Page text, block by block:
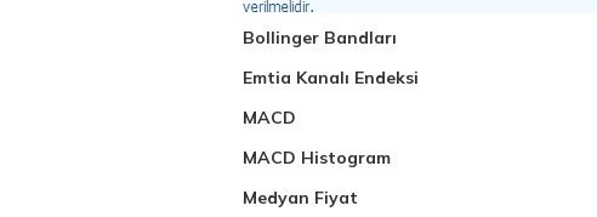
Bollinger Bandları
Emtia Kanalı Endeksi
MACD
MACD Histogram
Medyan Fiyat